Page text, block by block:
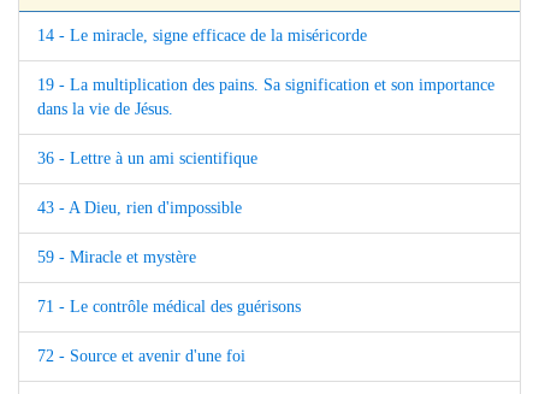
14 - Le miracle, signe efficace de la miséricorde
19 - La multiplication des pains. Sa signification et son importance
dans la vie de Jésus.
36 - Lettre à un ami scientifique
43 - A Dieu, rien d'impossible
59 - Miracle et mystère
71 - Le contrôle médical des guérisons
72 - Source et avenir d'une foi